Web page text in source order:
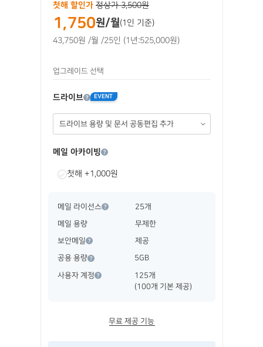
첫해 할인가 정상가 3,500원
1,750원/월(1인 기준)
43,750원 /월 /25인 (1년:525,000원)
업그레이드 선택
드라이브 EVENT
메일 아카이빙
첫해 +1,000원
메일 라이선스 25개
메일 용량 무제한
보안메일 제공
공용 용량 5GB
사용자 계정
125개
(100개 기본 제공)
무료 제공 기능